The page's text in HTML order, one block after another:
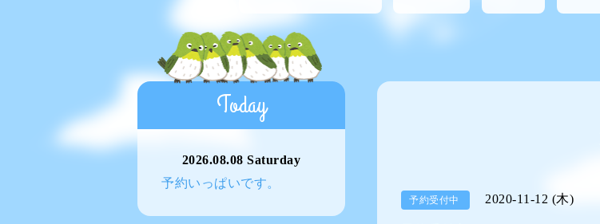
予約受付中 2020-11-12 (木)
Today
2026.08.08 Saturday
予約いっぱいです。